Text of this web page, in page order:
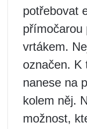
potřebovat
přímočarou
vrtákem.
označen. K
nanese na
kolem něj.
možnost,